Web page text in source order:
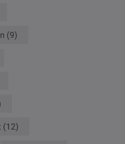
(9)
(12)